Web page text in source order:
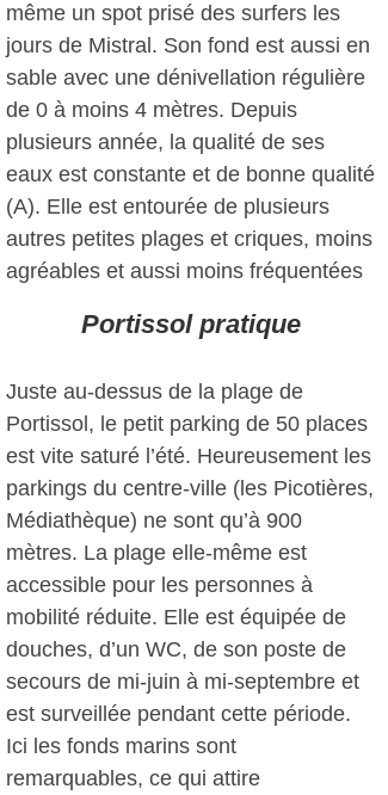
même un spot prisé des surfers les
jours de Mistral. Son fond est aussi en
sable avec une dénivellation régulière
de 0 à moins 4 mètres. Depuis
plusieurs année, la qualité de ses
eaux est constante et de bonne qualité
(A). Elle est entourée de plusieurs
autres petites plages et criques, moins
agréables et aussi moins fréquentées
Portissol pratique
Juste au-dessus de la plage de
Portissol, le petit parking de 50 places
est vite saturé l’été. Heureusement les
parkings du centre-ville (les Picotières,
Médiathèque) ne sont qu’à 900
mètres. La plage elle-même est
accessible pour les personnes à
mobilité réduite. Elle est équipée de
douches, d’un WC, de son poste de
secours de mi-juin à mi-septembre et
est surveillée pendant cette période.
Ici les fonds marins sont
remarquables, ce qui attire